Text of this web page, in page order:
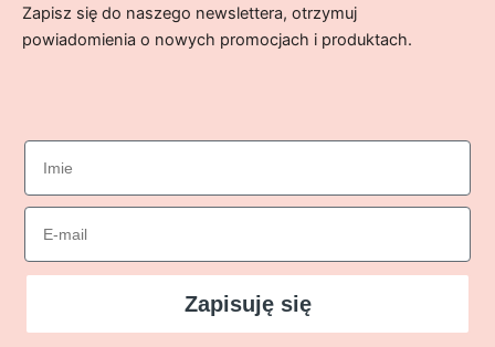
Zapisz się do naszego newslettera, otrzymuj
powiadomienia o nowych promocjach i produktach.
imie
Email
Zapisuję się